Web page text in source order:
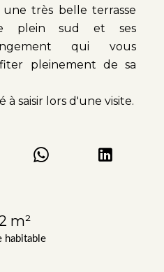
habitable
m²
très belle terrasse
plein sud et ses
qui vous
pleinement de sa
saisir lors d'une visite.